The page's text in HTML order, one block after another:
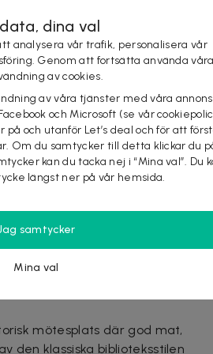
rätter
Let´s deal-kod/er
kr (betalas på plats)
mötesplats där god mat,
den klassiska biblioteksstilen
dina val
analysera vår trafik, personalisera vår
Genom att fortsätta använda våra
av cookies.
av våra tjänster med våra
och Microsoft (se vår
och utanför Let’s deal och för att
Om du samtycker till detta klickar du
kan du tacka nej i “Mina val”. Du
längst ner på vår hemsida.
samtycker
Mina val